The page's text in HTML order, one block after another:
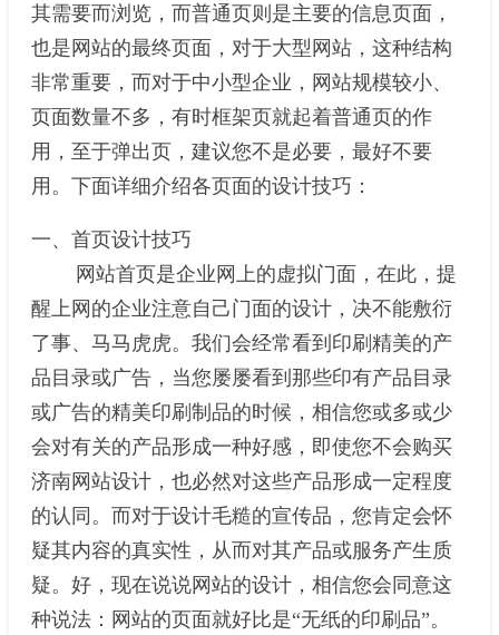
其需要而浏览，而普通页则是主要的信息页面，
也是网站的最终页面，对于大型网站，这种结构
非常重要，而对于中小型企业，网站规模较小、
页面数量不多，有时框架页就起着普通页的作
用，至于弹出页，建议您不是必要，最好不要
用。下面详细介绍各页面的设计技巧：
一、首页设计技巧
网站首页是企业网上的虚拟门面，在此，提
醒上网的企业注意自己门面的设计，决不能敷衍
了事、马马虎虎。我们会经常看到印刷精美的产
品目录或广告，当您屡屡看到那些印有产品目录
或广告的精美印刷制品的时候，相信您或多或少
会对有关的产品形成一种好感，即使您不会购买
济南网站设计，也必然对这些产品形成一定程度
的认同。而对于设计毛糙的宣传品，您肯定会怀
疑其内容的真实性，从而对其产品或服务产生质
疑。好，现在说说网站的设计，相信您会同意这
种说法：网站的页面就好比是“无纸的印刷品”。